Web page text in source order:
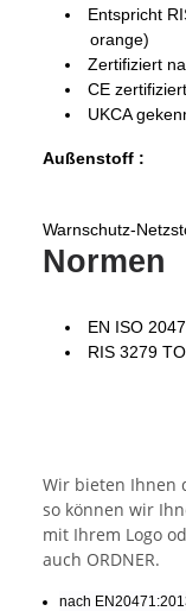
Entspricht
orange)
Zertifiziert
CE zertifiziert
UKCA
Außenstoff :
Warnschutz-
Normen
EN ISO
RIS 3279
Wir bieten Ihnen
so können wir
mit Ihrem Logo
auch ORDNER.
nach